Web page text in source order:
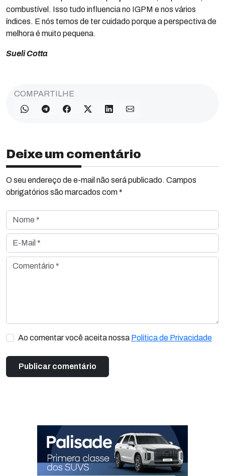
combustível. Isso tudo influencia no IGPM e nos vários
índices. E nós temos de ter cuidado porque a perspectiva de
melhora é muito pequena.
Sueli Cotta
COMPARTILHE
Deixe um comentário
O seu endereço de e-mail não será publicado. Campos
obrigatórios são marcados com *
Nome *
E-Mail *
Comentário *
Ao comentar você aceita nossa Política de Privacidade